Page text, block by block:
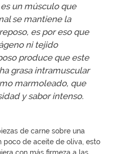
un músculo que
se mantiene la
es por eso que
ni tejido
produce que este
grasa intramuscular
marmoleado, que
y sabor intenso.
de carne sobre una
poco de aceite de oliva, esto
con más firmeza a las